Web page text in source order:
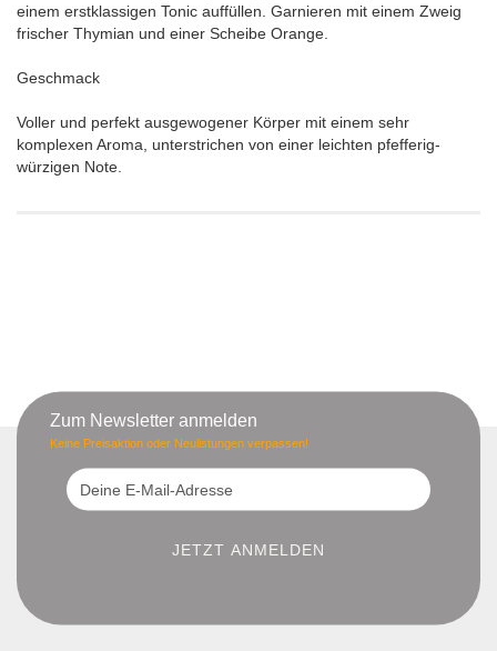
einem erstklassigen Tonic auffüllen. Garnieren mit einem Zweig
frischer Thymian und einer Scheibe Orange.
Geschmack
Voller und perfekt ausgewogener Körper mit einem sehr
komplexen Aroma, unterstrichen von einer leichten pfefferig-
würzigen Note.
Zum Newsletter anmelden
Keine Preisaktion oder Neulistungen verpassen!